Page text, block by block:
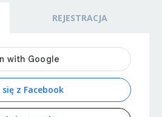
REJESTRACJA
z Facebook